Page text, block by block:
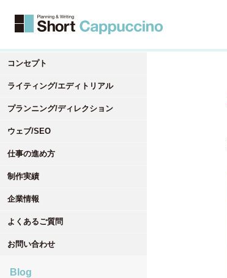
コンセプト
ライティング/エディトリアル
プランニング/ディレクション
ウェブ/SEO
仕事の進め方
制作実績
企業情報
よくあるご質問
お問い合わせ
Blog